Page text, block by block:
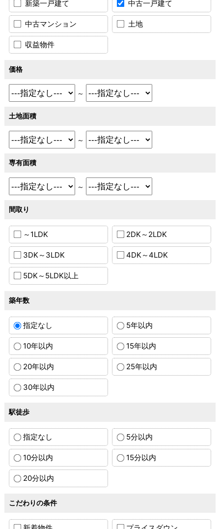
新築一戸建て 中古一戸建て
中古マンション 土地
収益物件
価格
～
土地面積
～
専有面積
～
間取り
～1LDK 2DK～2LDK
3DK～3LDK 4DK～4LDK
5DK～5LDK以上
築年数
指定なし 5年以内
10年以内 15年以内
20年以内 25年以内
30年以内
駅徒歩
指定なし 5分以内
10分以内 15分以内
20分以内
こだわりの条件